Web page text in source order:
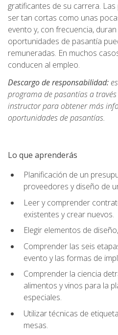
gratificantes de su carrera.
ser tan cortas como unas
evento y, con frecuencia,
oportunidades de pasantía
remuneradas. En muchos
conducen al empleo.
Descargo de responsabilidad:
programa de pasantías a
instructor para obtener más
oportunidades de pasantías.
Lo que aprenderás
Planificación de un
proveedores y diseño de
Leer y comprender
existentes y crear nuevos.
Elegir elementos de
Comprender las seis
evento y las formas de
Comprender la ciencia
alimentos y vinos para la
especiales.
Utilizar técnicas de
mesas.